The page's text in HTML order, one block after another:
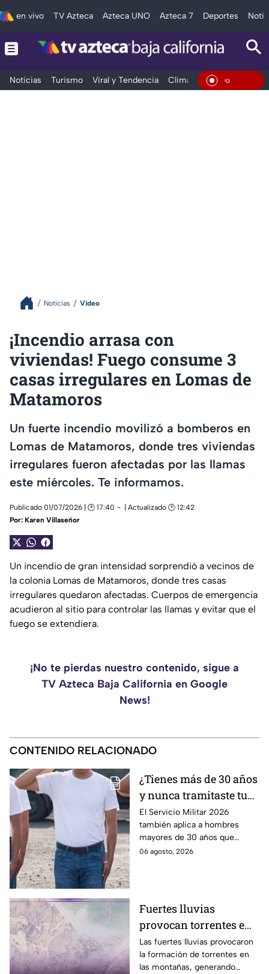
en vivo TV Azteca Azteca UNO Azteca 7 Deportes
Noticias Turismo Viral y Tendencia Clima Deportes En
Noticias Video
¡Incendio arrasa con
viviendas! Fuego consume 3
casas irregulares en Lomas de
Matamoros
Un fuerte incendio movilizó a bomberos en
Lomas de Matamoros, donde tres viviendas
irregulares fueron afectadas por las llamas
este miércoles. Te informamos.
Publicado 01/07/2026 | 🕑 17:40
| Actualizado 🕑 12:42
Por: Karen Villaseñor
Un incendio de gran intensidad sorprendió a vecinos de
la colonia Lomas de Matamoros, donde tres casas
irregulares quedaron afectadas. Cuerpos de emergencia
acudieron al sitio para controlar las llamas y evitar que el
fuego se extendiera.
¡No te pierdas nuestro contenido, sigue a
TV Azteca Baja California en Google
News!
CONTENIDO RELACIONADO
¿Tienes más de 30 años
y nunca tramitaste tu
cartilla militar? Te
pueden llamar para
hacer servicio en Baja
California
El Servicio Militar 2026
también aplica a hombres
mayores de 30 años que
nunca tramitaron su cartilla. Te
06 agosto, 2026
Fuertes lluvias
provocan torrentes e
inundaciones en una
región montañosa
Las fuertes lluvias provocaron
la formación de torrentes en
las montañas, generando